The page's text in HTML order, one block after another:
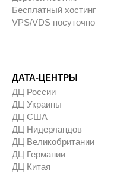
Бесплатный хостинг
VPS/VDS посуточно
ДАТА-ЦЕНТРЫ
ДЦ России
ДЦ Украины
ДЦ США
ДЦ Нидерландов
ДЦ Великобритании
ДЦ Германии
ДЦ Китая